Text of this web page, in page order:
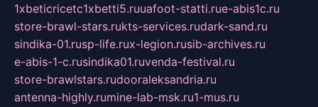
1xbeticricetc1xbetti5.ruuafoot-statti.rue-abis1c.ru
store-brawl-stars.rukts-services.rudark-sand.ru
sindika-01.rusp-life.rux-legion.rusib-archives.ru
e-abis-1-c.rusindika01.ruvenda-festival.ru
store-brawlstars.rudooraleksandria.ru
antenna-highly.rumine-lab-msk.ru1-mus.ru